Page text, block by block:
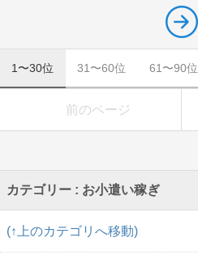
1〜30位 31〜60位 61〜90位
前のページ
カテゴリー : お小遣い稼ぎ
(↑上のカテゴリへ移動)